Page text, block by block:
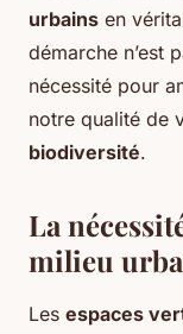
urbains en
démarche n’est
nécessité pour
notre qualité de
biodiversité.
La
milieu
Les espaces